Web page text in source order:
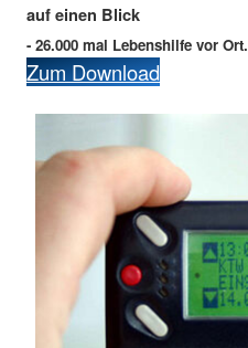
auf einen Blick
- 26.000 mal Lebenshilfe vor Ort.
Zum Download